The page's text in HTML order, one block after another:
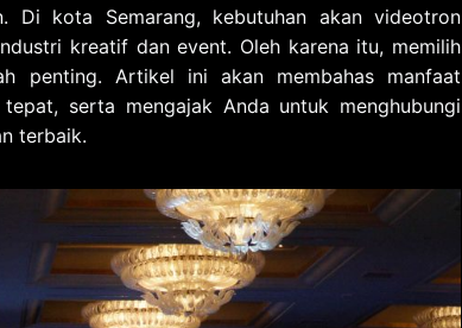
Di kota Semarang, kebutuhan akan videotron
kreatif dan event. Oleh karena itu, memilih
penting. Artikel ini akan membahas manfaat
serta mengajak Anda untuk menghubungi
terbaik.